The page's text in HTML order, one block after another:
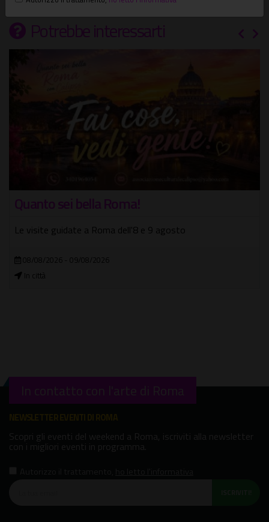
Potrebbe interessarti
Le Torri medievali di Roma - Edizione Estate
09/08/2026
In contatto con l'arte di Roma